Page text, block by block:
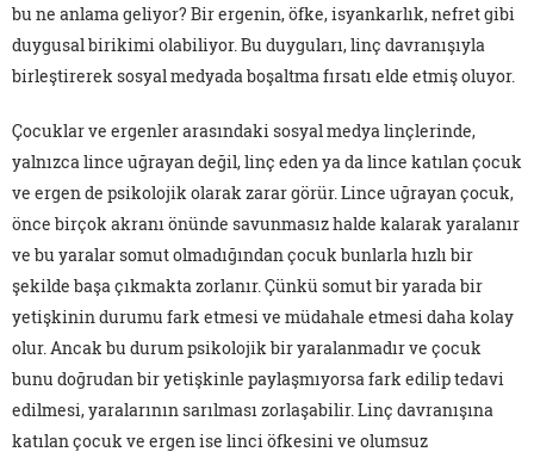
bu ne anlama geliyor? Bir ergenin, öfke, isyankarlık, nefret gibi
duygusal birikimi olabiliyor. Bu duyguları, linç davranışıyla
birleştirerek sosyal medyada boşaltma fırsatı elde etmiş oluyor.
Çocuklar ve ergenler arasındaki sosyal medya linçlerinde,
yalnızca lince uğrayan değil, linç eden ya da lince katılan çocuk
ve ergen de psikolojik olarak zarar görür. Lince uğrayan çocuk,
önce birçok akranı önünde savunmasız halde kalarak yaralanır
ve bu yaralar somut olmadığından çocuk bunlarla hızlı bir
şekilde başa çıkmakta zorlanır. Çünkü somut bir yarada bir
yetişkinin durumu fark etmesi ve müdahale etmesi daha kolay
olur. Ancak bu durum psikolojik bir yaralanmadır ve çocuk
bunu doğrudan bir yetişkinle paylaşmıyorsa fark edilip tedavi
edilmesi, yaralarının sarılması zorlaşabilir. Linç davranışına
katılan çocuk ve ergen ise linci öfkesini ve olumsuz